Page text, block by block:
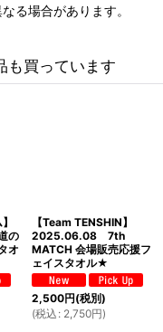
る場合があります。
も買っています
の
オ
【Team TENSHIN】
2025.06.08 7th
MATCH 会場販売応援フ
ェイスタオル★
2,500円(税別)
(税込 : 2,750円)